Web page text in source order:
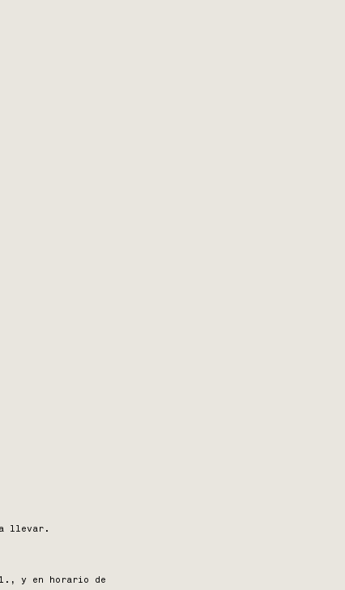
llevar.
y en horario de